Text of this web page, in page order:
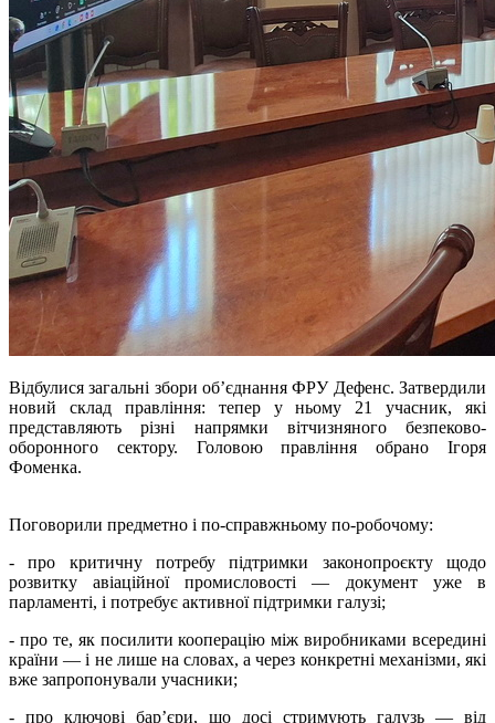
Відбулися загальні збори об’єднання ФРУ Дефенс. Затвердили
новий склад правління: тепер у ньому 21 учасник, які
представляють різні напрямки вітчизняного безпеково-
оборонного сектору. Головою правління обрано Ігоря
Фоменка.
Поговорили предметно і по-справжньому по-робочому:
- про критичну потребу підтримки законопроєкту щодо
розвитку авіаційної промисловості — документ уже в
парламенті, і потребує активної підтримки галузі;
- про те, як посилити кооперацію між виробниками всередині
країни — і не лише на словах, а через конкретні механізми, які
вже запропонували учасники;
- про ключові бар’єри, що досі стримують галузь — від